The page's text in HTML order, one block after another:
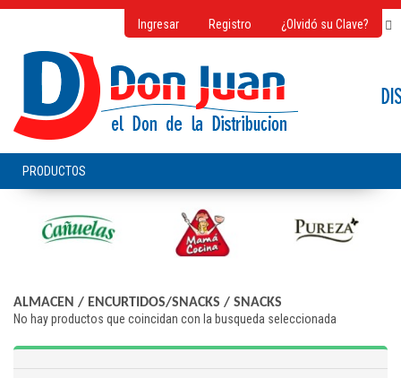
Ingresar Registro ¿Olvidó su Clave?
ALMACEN / ENCURTIDOS/SNACKS / SNACKS
No hay productos que coincidan con la busqueda seleccionada